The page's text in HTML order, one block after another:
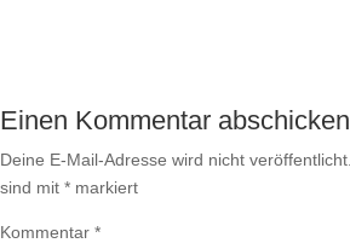
Einen Kommentar abschicken
Deine E-Mail-Adresse wird nicht veröffentlicht.
sind mit * markiert
Kommentar *